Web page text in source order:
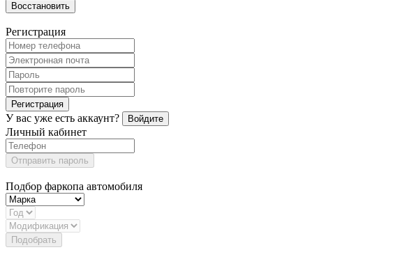
Восстановить
Регистрация
Регистрация
У вас уже есть аккаунт? Войдите
Личный кабинет
Отправить пароль
Подбор фаркопа автомобиля
Подобрать